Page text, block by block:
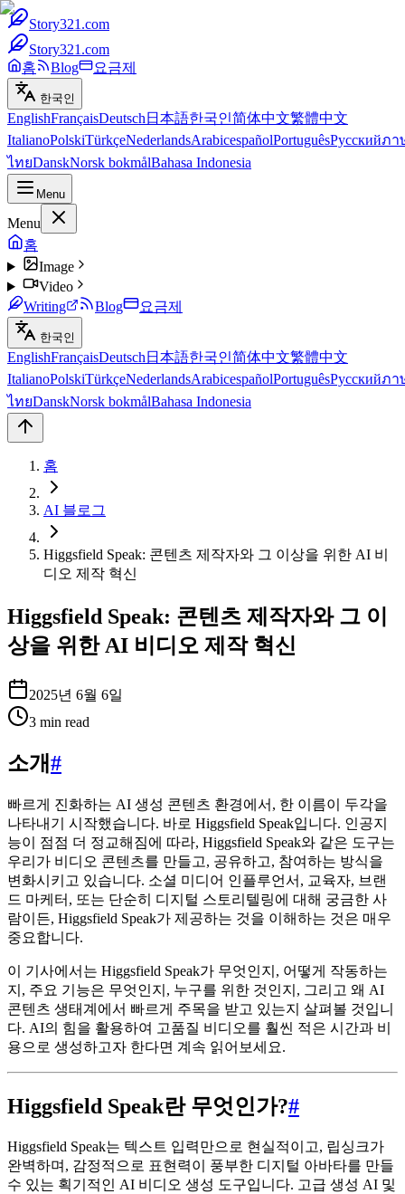
Story321.com
Story321.com
홈
Blog 요금제
한국인
EnglishFrançaisDeutsch 日本語한국인简体中文繁體中文
ItalianoPolskiTürkçeNederlandsArabicespañolPortuguêsРусскийภา
ไทยDanskNorsk bokmålBahasa Indonesia
Menu
Menu
홈
Image
Video
Writing
Blog 요금제
한국인
EnglishFrançaisDeutsch 日本語한국인简体中文繁體中文
ItalianoPolskiTürkçeNederlandsArabicespañolPortuguêsРусскийภา
ไทยDanskNorsk bokmålBahasa Indonesia
홈
AI 블로그
Higgsfield Speak: 콘텐츠 제작자와 그 이상을 위한 AI 비
디오 제작 혁신
Higgsfield Speak: 콘텐츠 제작자와 그 이
상을 위한 AI 비디오 제작 혁신
2025년 6월 6일
3 min read
소개#
빠르게 진화하는 AI 생성 콘텐츠 환경에서, 한 이름이 두각을
나타내기 시작했습니다. 바로 Higgsfield Speak입니다. 인공지
능이 점점 더 정교해짐에 따라, Higgsfield Speak와 같은 도구는
우리가 비디오 콘텐츠를 만들고, 공유하고, 참여하는 방식을
변화시키고 있습니다. 소셜 미디어 인플루언서, 교육자, 브랜
드 마케터, 또는 단순히 디지털 스토리텔링에 대해 궁금한 사
람이든, Higgsfield Speak가 제공하는 것을 이해하는 것은 매우
중요합니다.
이 기사에서는 Higgsfield Speak가 무엇인지, 어떻게 작동하는
지, 주요 기능은 무엇인지, 누구를 위한 것인지, 그리고 왜 AI
콘텐츠 생태계에서 빠르게 주목을 받고 있는지 살펴볼 것입니
다. AI의 힘을 활용하여 고품질 비디오를 훨씬 적은 시간과 비
용으로 생성하고자 한다면 계속 읽어보세요.
Higgsfield Speak란 무엇인가?#
Higgsfield Speak는 텍스트 입력만으로 현실적이고, 립싱크가
완벽하며, 감정적으로 표현력이 풍부한 디지털 아바타를 만들
수 있는 획기적인 AI 비디오 생성 도구입니다. 고급 생성 AI 및